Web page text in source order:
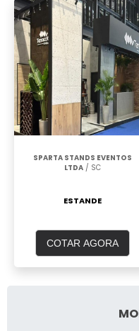
SPARTA STANDS EVENTOS
LTDA / SC
ESTANDE
COTAR AGORA